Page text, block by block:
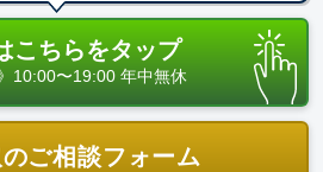
こちらをタップ
10:00〜19:00 年中無休
ご相談フォーム